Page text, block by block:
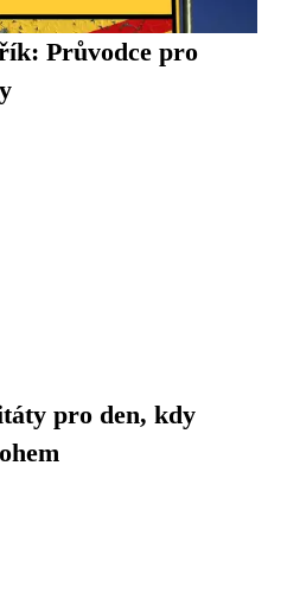
Průvodce pro
pro den, kdy